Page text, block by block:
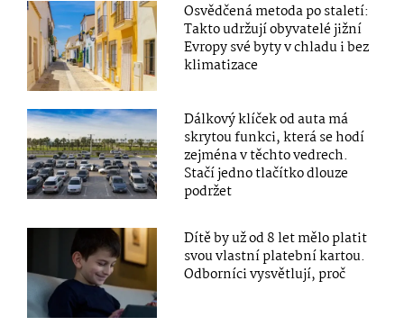
Osvědčená metoda po staletí:
Takto udržují obyvatelé jižní
Evropy své byty v chladu i bez
klimatizace
Dálkový klíček od auta má
skrytou funkci, která se hodí
zejména v těchto vedrech.
Stačí jedno tlačítko dlouze
podržet
Dítě by už od 8 let mělo platit
svou vlastní platební kartou.
Odborníci vysvětlují, proč